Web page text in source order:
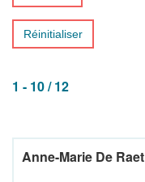
Réinitialiser
1 - 10 / 12
Anne-Marie De Raet